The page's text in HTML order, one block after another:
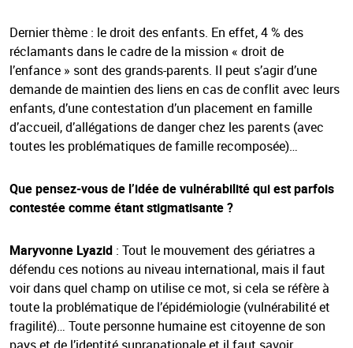
Dernier thème : le droit des enfants. En effet, 4 % des
réclamants dans le cadre de la mission « droit de
l’enfance » sont des grands-parents. Il peut s’agir d’une
demande de maintien des liens en cas de conflit avec leurs
enfants, d’une contestation d’un placement en famille
d’accueil, d’allégations de danger chez les parents (avec
toutes les problématiques de famille recomposée)…
Que pensez-vous de l’idée de vulnérabilité qui est parfois
contestée comme étant stigmatisante ?
Maryvonne Lyazid : Tout le mouvement des gériatres a
défendu ces notions au niveau international, mais il faut
voir dans quel champ on utilise ce mot, si cela se réfère à
toute la problématique de l’épidémiologie (vulnérabilité et
fragilité)… Toute personne humaine est citoyenne de son